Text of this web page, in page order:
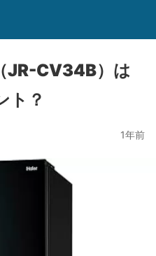
JR-CV34B）は
ト？
1年前